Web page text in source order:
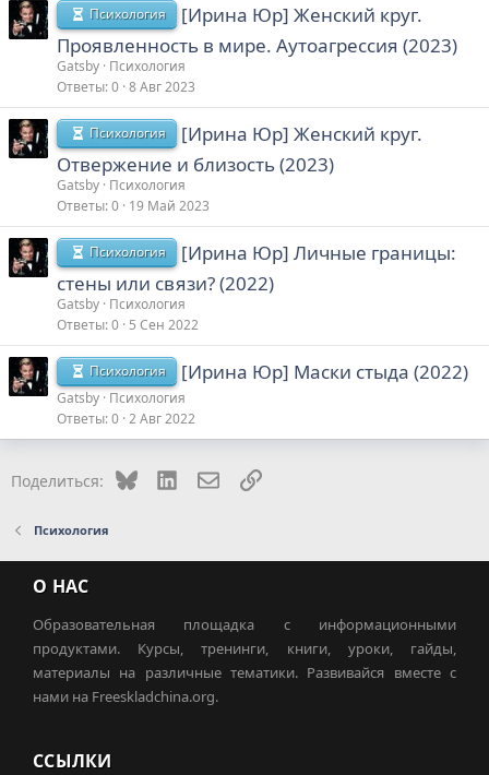
Психология
[Ирина Юр] Женский круг.
Проявленность в мире. Аутоагрессия (2023)
Gatsby Психология
Ответы 0 8 Авг 2023
Психология
[Ирина Юр] Женский круг.
Отвержение и близость (2023)
Gatsby Психология
Ответы 0 19 Май 2023
Психология
[Ирина Юр] Личные границы:
стены или связи? (2022)
Gatsby Психология
Ответы 0 5 Сен 2022
Психология [Ирина Юр] Маски стыда (2022)
Gatsby Психология
Ответы 0 2 Авг 2022
Поделиться: Bluesky LinkedInЭлектронная почта
Ссылка
Психология
О НАС
Образовательная площадка с информационными
продуктами. Курсы, тренинги, книги, уроки, гайды,
материалы на различные тематики. Развивайся вместе с
нами на Freeskladchina.org.
ССЫЛКИ